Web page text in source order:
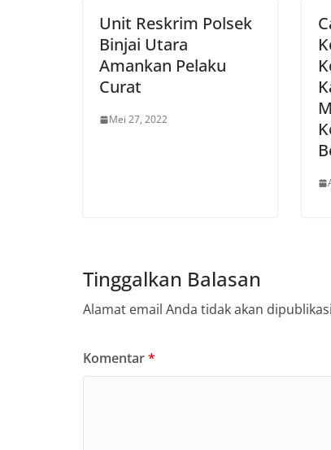
Unit Reskrim Polsek
Binjai Utara
Amankan Pelaku
Curat
Mei 27, 2022
Tinggalkan Balasan
Alamat email Anda tidak akan
Komentar*